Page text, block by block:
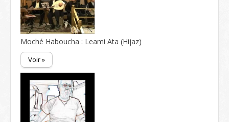
Moché Haboucha : Leami Ata (Hijaz)
Voir »